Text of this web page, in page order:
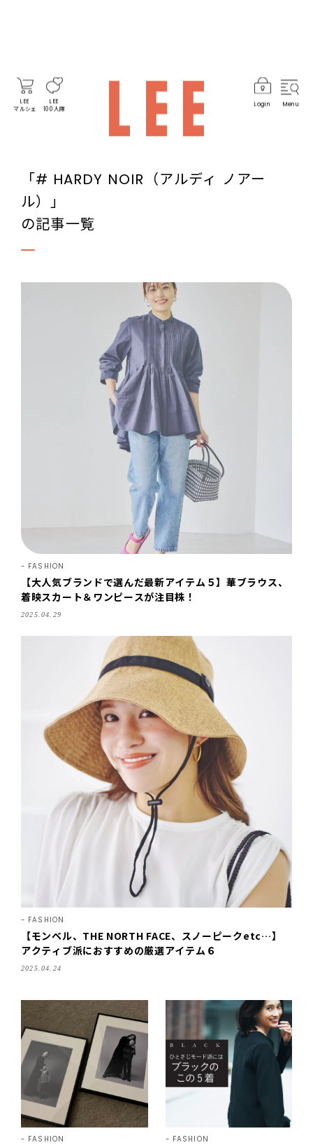
LEE
マルシェ
LEE
100人隊
Login Menu
「# HARDY NOIR（アルディ ノアー
ル）」
の記事一覧
FASHION
【大人気ブランドで選んだ最新アイテム５】華ブラウス、
着映スカート＆ワンピースが注目株！
2025.04.29
FASHION
【モンベル、THE NORTH FACE、スノーピークetc…】
アクティブ派におすすめの厳選アイテム６
2025.04.24
FASHION FASHION